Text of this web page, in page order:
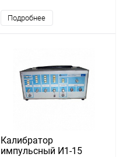
Подробнее
Калибратор
импульсный И1-15